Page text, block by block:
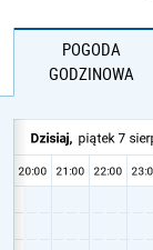
POGODA
GODZINOWA